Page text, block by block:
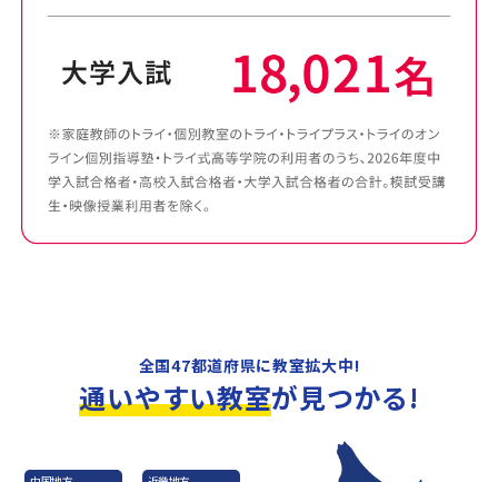
全国47都道府県に教室拡大中!
通いやすい教室が見つかる!